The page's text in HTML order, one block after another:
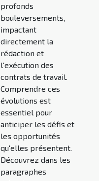
profonds
bouleversements,
impactant
directement la
rédaction et
l'exécution des
contrats de travail.
Comprendre ces
évolutions est
essentiel pour
anticiper les défis et
les opportunités
qu'elles présentent.
Découvrez dans les
paragraphes